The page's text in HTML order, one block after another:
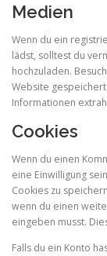
Medien
Wenn du ein
lädst, solltest du
hochzuladen.
Website
Informationen
Cookies
Wenn du einen
eine Einwilligung
Cookies zu
wenn du einen
eingeben musst.
Falls du ein Konto